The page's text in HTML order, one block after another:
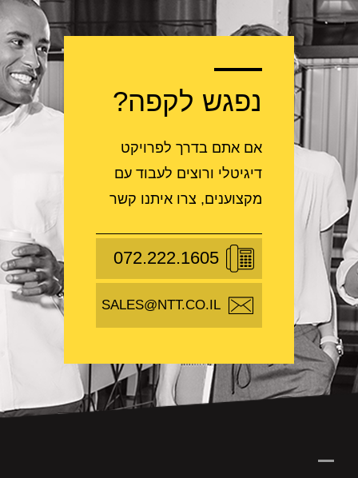
נפגש לקפה?
אם אתם בדרך לפרויקט
דיגיטלי ורוצים לעבוד עם
מקצוענים, צרו איתנו קשר
072.222.1605
SALES@NTT.CO.IL